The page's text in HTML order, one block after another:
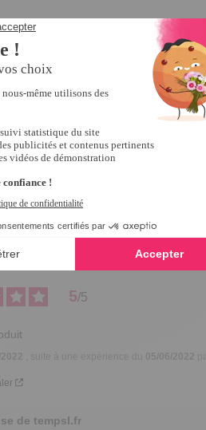
5/5
2022 , suite à une expérience du 05/06/2022
detempsl.fr